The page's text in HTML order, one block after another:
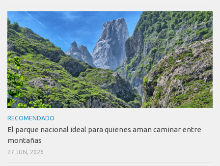
RECOMENDADO
El parque nacional ideal para quienes aman caminar entre
montañas
27 JUN, 2026